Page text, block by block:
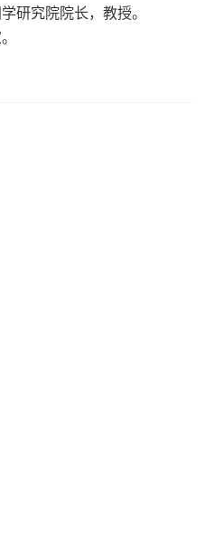
研究院院长，教授。